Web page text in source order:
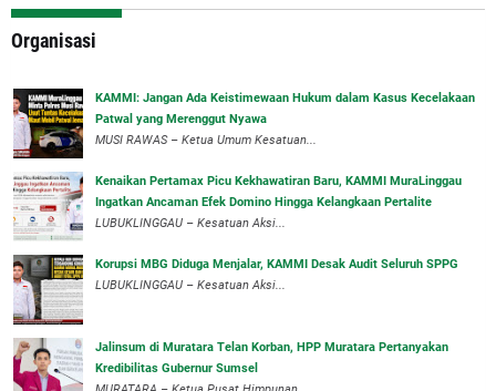
Organisasi
‎KAMMI: Jangan Ada Keistimewaan Hukum dalam Kasus Kecelakaan
Patwal yang Merenggut Nyawa
‎MUSI RAWAS – Ketua Umum Kesatuan...
‎Kenaikan Pertamax Picu Kekhawatiran Baru, KAMMI MuraLinggau
Ingatkan Ancaman Efek Domino Hingga Kelangkaan Pertalite
‎LUBUKLINGGAU – Kesatuan Aksi...
Korupsi MBG Diduga Menjalar, KAMMI Desak Audit Seluruh SPPG
‎LUBUKLINGGAU – Kesatuan Aksi...
‎Jalinsum di Muratara Telan Korban, HPP Muratara Pertanyakan
Kredibilitas Gubernur Sumsel